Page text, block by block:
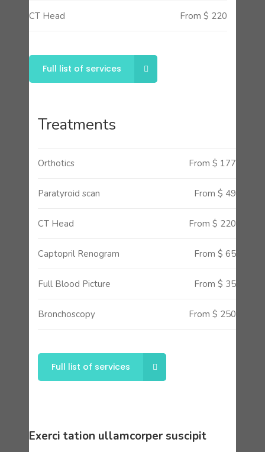
CT Head From $ 220
Full list of services
Treatments
Orthotics From $ 177
Paratyroid scan From $ 49
CT Head From $ 220
Captopril Renogram From $ 65
Full Blood Picture From $ 35
Bronchoscopy From $ 250
Full list of services
Exerci tation ullamcorper suscipit